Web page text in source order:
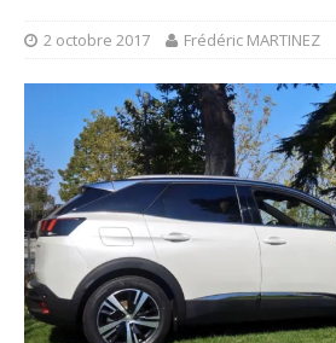
2 octobre 2017 Frédéric MARTINEZ